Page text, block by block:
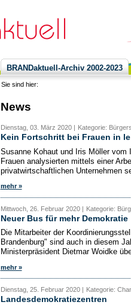
BRANDaktuell-Archiv 2002-2023
Sie sind hier:
News
Dienstag, 03. März 2020 | Kategorie:
Kein Fortschritt bei Frauen in
Susanne Kohaut und Iris Möller
Frauen analysierten mittels einer
privatwirtschaftlichen Unternehmen
mehr »
Mittwoch, 26. Februar 2020 | Kategorie:
Neuer Bus für mehr Demokratie
Die Mitarbeiter der
Brandenburg" sind auch in diesem
Ministerpräsident Dietmar Woidke
mehr »
Dienstag, 25. Februar 2020 | Kategorie:
Landesdemokratiezentren